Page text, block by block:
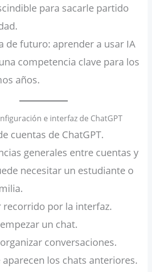
para sacarle partido
de futuro: aprender a usar IA
competencia clave para los
años.
e interfaz de ChatGPT
cuentas de ChatGPT.
generales entre cuentas y
necesitar un estudiante o
recorrido por la interfaz.
un chat.
conversaciones.
aparecen los chats anteriores.